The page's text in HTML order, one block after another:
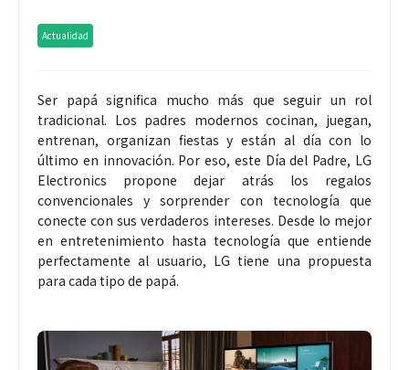
Actualidad
Ser papá significa mucho más que seguir un rol
tradicional. Los padres modernos cocinan, juegan,
entrenan, organizan fiestas y están al día con lo
último en innovación. Por eso, este Día del Padre, LG
Electronics propone dejar atrás los regalos
convencionales y sorprender con tecnología que
conecte con sus verdaderos intereses. Desde lo mejor
en entretenimiento hasta tecnología que entiende
perfectamente al usuario, LG tiene una propuesta
para cada tipo de papá.